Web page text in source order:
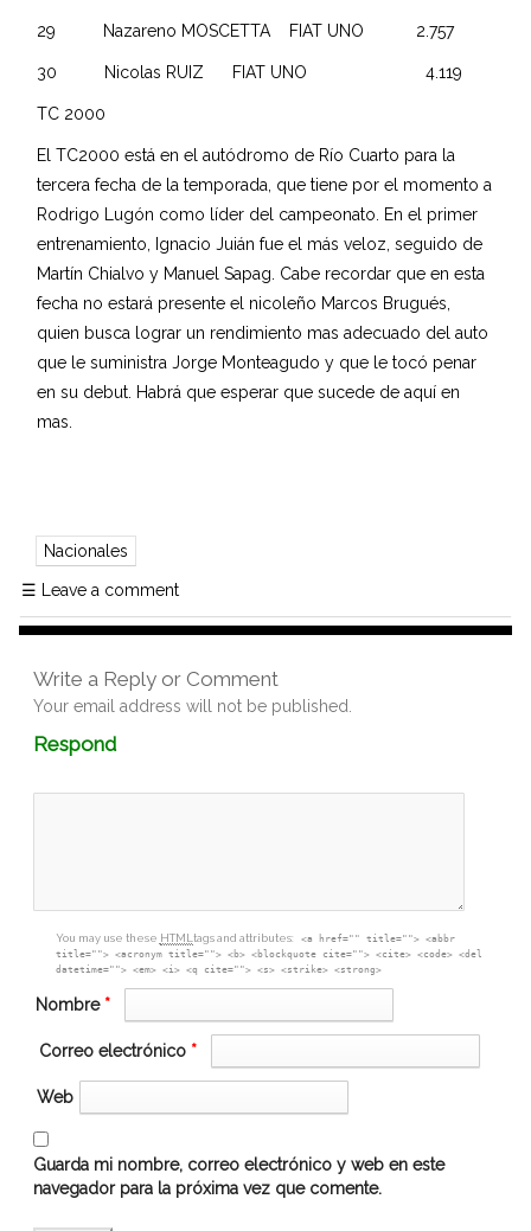
29 Nazareno MOSCETTA FIAT UNO 2.757
30 Nicolas RUIZ FIAT UNO 4.119
TC 2000
El TC2000 está en el autódromo de Río Cuarto para la
tercera fecha de la temporada, que tiene por el momento a
Rodrigo Lugón como líder del campeonato. En el primer
entrenamiento, Ignacio Juián fue el más veloz, seguido de
Martín Chialvo y Manuel Sapag. Cabe recordar que en esta
fecha no estará presente el nicoleño Marcos Brugués,
quien busca lograr un rendimiento mas adecuado del auto
que le suministra Jorge Monteagudo y que le tocó penar
en su debut. Habrá que esperar que sucede de aquí en
mas.
Nacionales
☰ Leave a comment
Write a Reply or Comment
Your email address will not be published.
RespondComment
box
You may use these HTML tags and attributes:
<a href="" title=""> <abbr
title=""> <acronym title=""> <b> <blockquote cite=""> <cite> <code> <del
datetime=""> <em> <i> <q cite=""> <s> <strike> <strong>
Nombre *
Correo electrónico *
Web
Guarda mi nombre, correo electrónico y web en este
navegador para la próxima vez que comente.